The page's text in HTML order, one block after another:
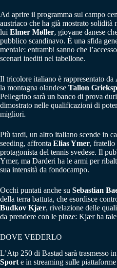
Ad aprire il programma sul campo
austriaco che ha già mostrato
lui Elmer Møller, giovane danese
pubblico scandinavo. È una sfida
mentale: entrambi sanno che
scenari inediti nel tabellone.
Il tricolore italiano è rappresentato da
la montagna olandese Tallon
Pellegrino sarà un banco di prova
dimostrato nelle qualificazioni di
migliori.
Più tardi, un altro italiano scende in
seeding, affronta Elias Ymer, fratello
protagonista del tennis svedese. Il
Ymer, ma Darderi ha le armi per
sua intensità da fondocampo.
Occhi puntati anche su Sebastian
della terra battuta, che esordisce
Budkov Kjær, rivelazione delle
da prendere con le pinze: Kjær ha
DOVE VEDERLO
L’Atp 250 di Bastad sarà trasmesso
Sport e in streaming sulle piattaforme